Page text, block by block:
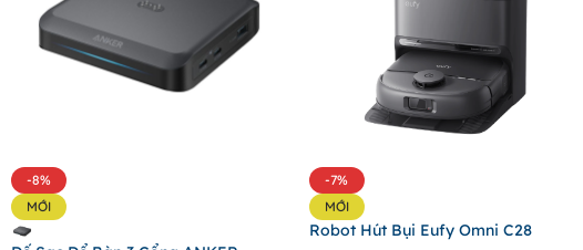
-8%
MỚI
-7%
MỚI
Robot Hút Bụi Eufy Omni C28